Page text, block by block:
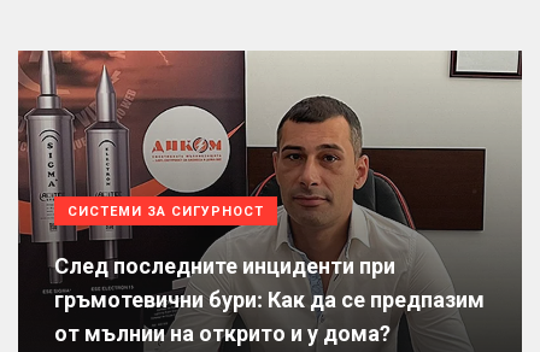
СИСТЕМИ ЗА СИГУРНОСТ
След последните инциденти при
гръмотевични бури: Как да се предпазим
от мълнии на открито и у дома?